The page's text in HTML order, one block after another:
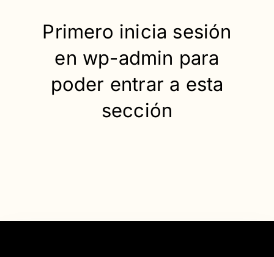
Primero inicia sesión
en wp-admin para
poder entrar a esta
sección